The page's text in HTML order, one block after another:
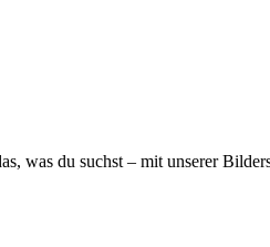
was du suchst – mit unserer